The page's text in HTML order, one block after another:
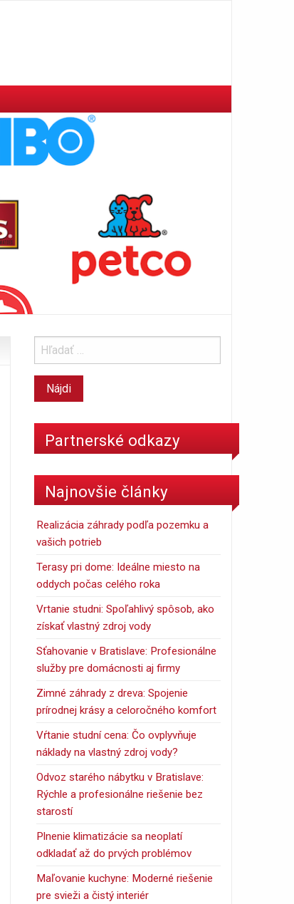
Partnerské odkazy
Najnovšie články
Realizácia záhrady podľa pozemku a
vašich potrieb
Terasy pri dome: Ideálne miesto na
oddych počas celého roka
Vrtanie studni: Spoľahlivý spôsob, ako
získať vlastný zdroj vody
Sťahovanie v Bratislave: Profesionálne
služby pre domácnosti aj firmy
Zimné záhrady z dreva: Spojenie
prírodnej krásy a celoročného komfort
Vŕtanie studní cena: Čo ovplyvňuje
náklady na vlastný zdroj vody?
Odvoz starého nábytku v Bratislave:
Rýchle a profesionálne riešenie bez
starostí
Plnenie klimatizácie sa neoplatí
odkladať až do prvých problémov
Maľovanie kuchyne: Moderné riešenie
pre svieži a čistý interiér